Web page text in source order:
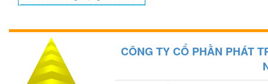
CÔNG TY CỔ PHẦN PHÁT